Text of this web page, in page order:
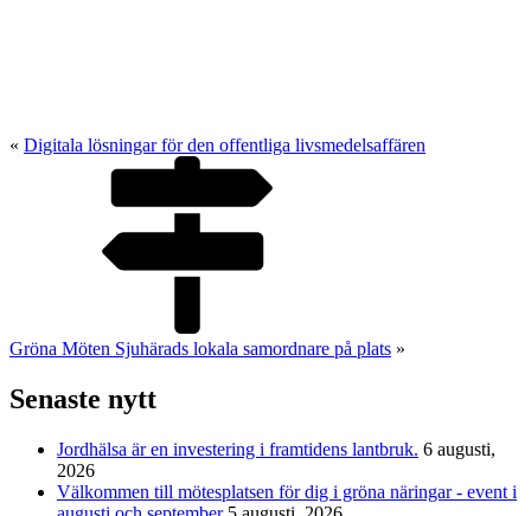
« Digitala lösningar för den offentliga livsmedelsaffären
Gröna Möten Sjuhärads lokala samordnare på plats »
Senaste nytt
Jordhälsa är en investering i framtidens lantbruk. 6 augusti,
2026
Välkommen till mötesplatsen för dig i gröna näringar - event i